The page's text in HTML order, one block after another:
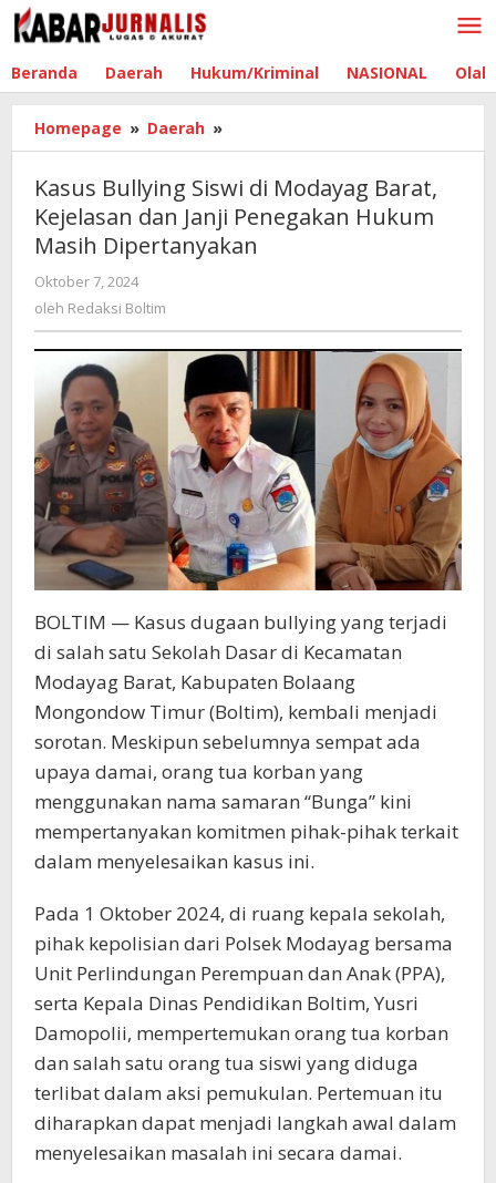
Lewati
ke
Beranda Daerah Hukum/Kriminal NASIONAL
Homepage » Daerah »
Bullying
Siswi
di
Modayag
Barat,
Penegakan
Hukum
Masih
Dipertanyakan
Kasus Bullying Siswi di Modayag Barat,
Kejelasan dan Janji Penegakan Hukum
Masih Dipertanyakan
Oktober 7, 2024
Redaksi
oleh Redaksi Boltim
BOLTIM — Kasus dugaan bullying yang terjadi
di salah satu Sekolah Dasar di Kecamatan
Modayag Barat, Kabupaten Bolaang
Mongondow Timur (Boltim), kembali menjadi
sorotan. Meskipun sebelumnya sempat ada
upaya damai, orang tua korban yang
menggunakan nama samaran “Bunga” kini
mempertanyakan komitmen pihak-pihak terkait
dalam menyelesaikan kasus ini.
Pada 1 Oktober 2024, di ruang kepala sekolah,
pihak kepolisian dari Polsek Modayag bersama
Unit Perlindungan Perempuan dan Anak (PPA),
serta Kepala Dinas Pendidikan Boltim, Yusri
Damopolii, mempertemukan orang tua korban
dan salah satu orang tua siswi yang diduga
terlibat dalam aksi pemukulan. Pertemuan itu
diharapkan dapat menjadi langkah awal dalam
menyelesaikan masalah ini secara damai.